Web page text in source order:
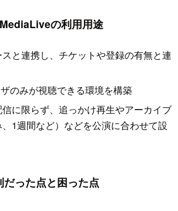
の利用用途
と連携し、チケットや登録の有無と連
のみが視聴できる環境を構築
に限らず、追っかけ再生やアーカイブ
1週間など）などを公演に合わせて設
った点と困った点